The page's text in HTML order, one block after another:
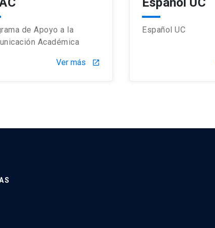
de Apoyo a la
Académica
Ver más launch
Español UC